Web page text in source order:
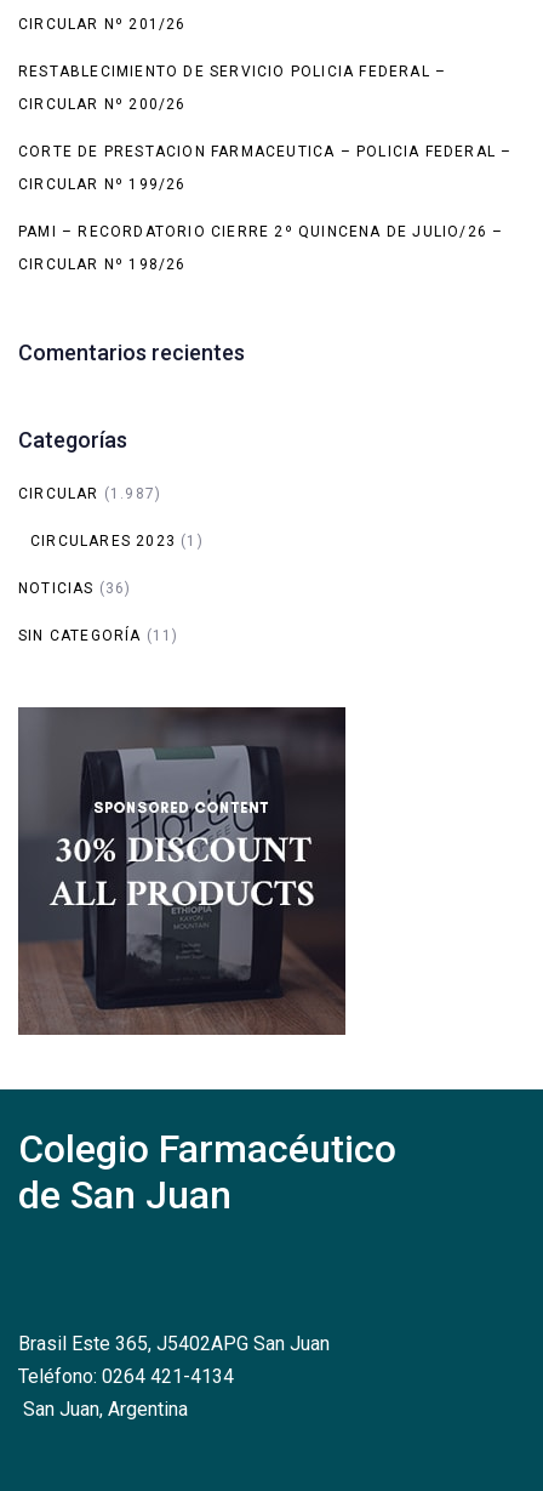
CIRCULAR Nº 201/26
RESTABLECIMIENTO DE SERVICIO POLICIA FEDERAL –
CIRCULAR Nº 200/26
CORTE DE PRESTACION FARMACEUTICA – POLICIA FEDERAL –
CIRCULAR Nº 199/26
PAMI – RECORDATORIO CIERRE 2º QUINCENA DE JULIO/26 –
CIRCULAR Nº 198/26
Comentarios recientes
Categorías
CIRCULAR (1.987)
CIRCULARES 2023 (1)
NOTICIAS (36)
SIN CATEGORÍA (11)
Colegio Farmacéutico
de San Juan
Brasil Este 365, J5402APG San Juan
Teléfono: 0264 421-4134
San Juan, Argentina